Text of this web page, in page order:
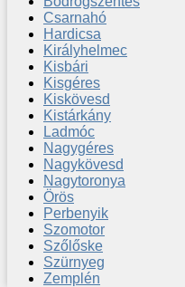
Csarnahó
Hardicsa
Királyhelmec
Kisbári
Kisgéres
Kiskövesd
Kistárkány
Ladmóc
Nagygéres
Nagykövesd
Nagytoronya
Örös
Perbenyik
Szomotor
Szőlőske
Szürnyeg
Zemplén